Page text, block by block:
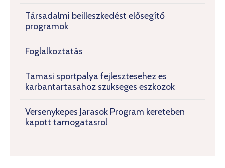
Társadalmi beilleszkedést elősegítő
programok
Foglalkoztatás
Tamasi sportpalya fejlesztesehez es
karbantartasahoz szukseges eszkozok
Versenykepes Jarasok Program kereteben
kapott tamogatasrol